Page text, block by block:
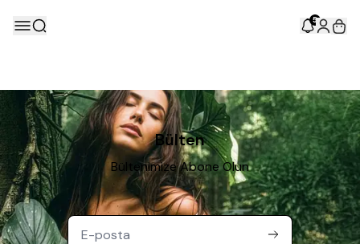
5
Bülten
Bültenimize Abone Olun